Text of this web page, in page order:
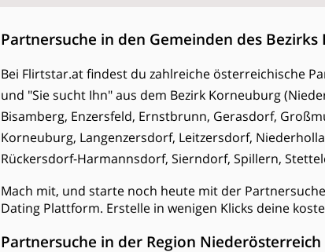
Partnersuche in den Gemeinden des
Bei Flirtstar.at findest du zahlreiche österreichische
und "Sie sucht Ihn" aus dem Bezirk Korneuburg
Bisamberg, Enzersfeld, Ernstbrunn, Gerasdorf,
Korneuburg, Langenzersdorf, Leitzersdorf,
Rückersdorf-Harmannsdorf, Sierndorf, Spillern,
Mach mit, und starte noch heute mit der
Dating Plattform. Erstelle in wenigen Klicks deine
Partnersuche in der Region Niederösterreich